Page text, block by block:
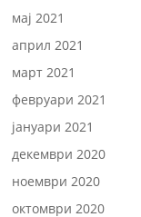
мај 2021
април 2021
март 2021
февруари 2021
јануари 2021
декември 2020
ноември 2020
октомври 2020